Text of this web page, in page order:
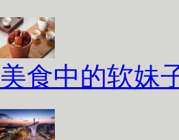
美食中的软妹